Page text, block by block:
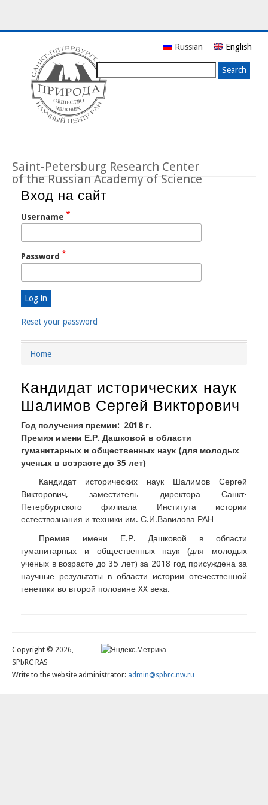
Saint-Petersburg Research Center
of the Russian Academy of Science
Russian English
Вход на сайт
Username
Password
Reset your password
Breadcrumb
Home
Кандидат исторических наук
Шалимов Сергей Викторович
Год получения премии
2018 г.
Премия имени Е.Р. Дашковой в области
гуманитарных и общественных наук (для молодых
ученых в возрасте до 35 лет)
Кандидат исторических наук Шалимов Сергей
Викторович, заместитель директора Санкт-
Петербургского филиала Института истории
естествознания и техники им. С.И.Вавилова РАН
Премия имени Е.Р. Дашковой в области
гуманитарных и общественных наук (для молодых
ученых в возрасте до 35 лет) за 2018 год присуждена за
научные результаты в области истории отечественной
генетики во второй половине XX века.
Copyright © 2026,
SPbRC RAS
Write to the website administrator: admin@spbrc.nw.ru